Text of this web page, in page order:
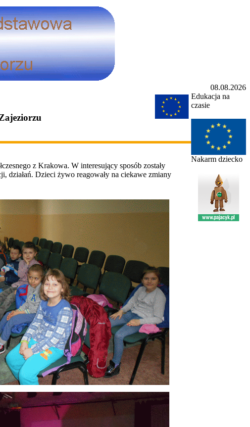
08.08.2026
z Krakowa. W interesujący sposób zostały
działań. Dzieci żywo reagowały na ciekawe zmiany
Edukacja na
czasie
Nakarm dziecko